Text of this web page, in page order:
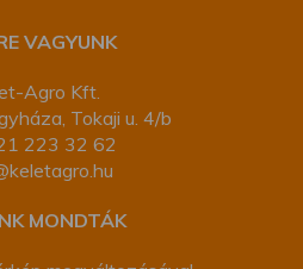
VAGYUNK
Agro Kft.
Tokaji u. 4/b
223 32 62
MONDTÁK